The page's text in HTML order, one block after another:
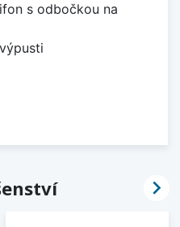
s odbočkou na
